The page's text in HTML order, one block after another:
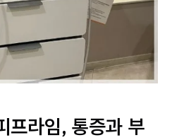
프라임, 통증과 부